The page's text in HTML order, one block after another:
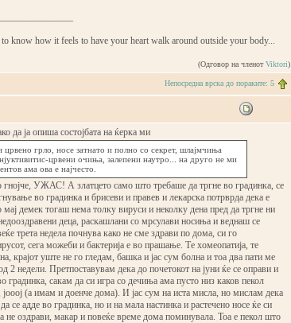
to know how it feels to have your heart walk around outside your body...
(Одговор на членотViktori)
Непосредна врска до пораките: 5
да ја опиша состојбата на ќерка ми
црвено грло, носе затнато и полно со секрет, шлајмчиња
црвени очиња, залепени наутро... на друго не ми
ама ова е најчесто.
гнојче, УЖАС! А златцето само што требаше да тргне во градинка, се
во градинка и брисеви и правев и лекарска потрврда дека е
мај демек тогаш нема толку вируси и неколку дена пред да тргне ни
деца, раскашлани со мрсулави носиња и веднаш се
трета недела почнува како не сме здрави по дома, си го
сега можеби и бактерија е во прашање. Те хомеопатија, те
крајот уште не го гледам, башка и јас сум болна и тоа два пати ме
2 недели. Претпоставувам дека до почетокот на јуни ќе се оправи и
градинка, сакам да си игра со дечиња ама пусто низ каков пекол
(а имам и доенче дома). И јас сум на иста мисла, но мислам дека
се адде во градинка, но и на мала настинка и растечено носе ќе си
не оздрави, макар и повеќе време дома поминувала. Тоа е пекол што